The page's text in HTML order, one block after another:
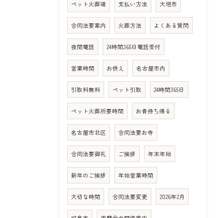
ペット火葬場 支払い方法 大垣市
合同法要案内 火葬方法 よくある質問
夜間電話 24時間365日電話受付
営業時間 お供え 名古屋市内
引取料無料 ペット引取 24時間365日
ペット火葬所要時間 お骨持ち帰る
名古屋市北区 合同法要お寺
合同法要御礼 ご挨拶 年末年始
新年のご挨拶 年始営業時間
大切な時間 合同法要変更 2026年2月